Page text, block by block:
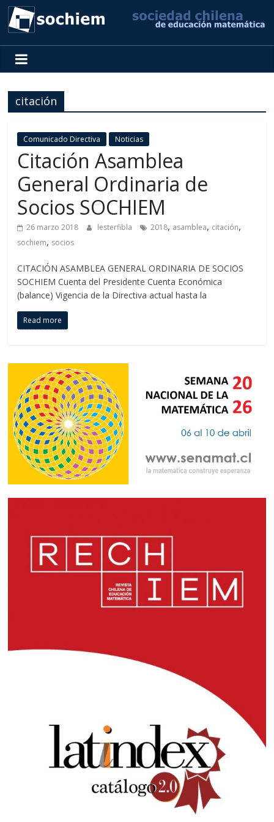
SOCHIEM
Sociedad
Chilena
de
Matemática
citación
Comunicado Directiva Noticias
Citación Asamblea
General Ordinaria de
Socios SOCHIEM
26 marzo 2018 lesterfibla 2018, asamblea, citación,
sochiem, socios
CITACIÓN ASAMBLEA GENERAL ORDINARIA DE SOCIOS
SOCHIEM Cuenta del Presidente Cuenta Económica
(balance) Vigencia de la Directiva actual hasta la
Read more